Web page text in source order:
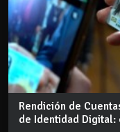
Rendición de
de Identidad Digital: